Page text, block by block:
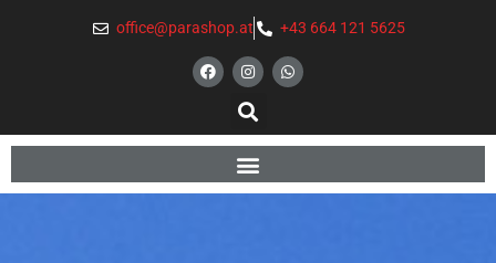
office@parashop.at +43 664 121 5625